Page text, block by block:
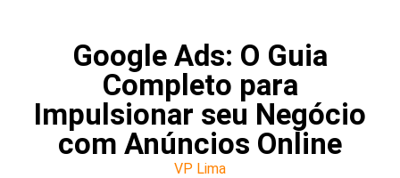
Google Ads: O Guia
Completo para
Impulsionar seu Negócio
com Anúncios Online
VP Lima